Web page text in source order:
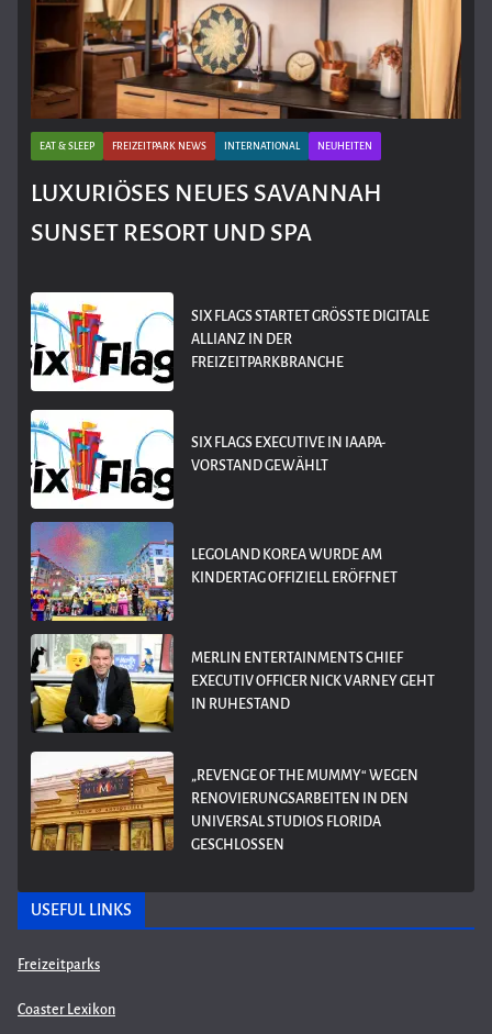
EAT & SLEEP FREIZEITPARK NEWS INTERNATIONAL NEUHEITEN
LUXURIÖSES NEUES SAVANNAH
SUNSET RESORT UND SPA
SIX FLAGS STARTET GRÖSSTE DIGITALE A
LLIANZ IN DER F
REIZEITPARKBRANCHE
SIX FLAGS EXECUTIVE IN IAAPA-
VORSTAND GEWÄHLT
LEGOLAND KOREA WURDE AM
KINDERTAG OFFIZIELL ERÖFFNET
MERLIN ENTERTAINMENTS CHIEF
EXECUTIV OFFICER NICK VARNEY GEHT
IN RUHESTAND
„REVENGE OF THE MUMMY“ WEGEN
RENOVIERUNGSARBEITEN IN DEN
UNIVERSAL STUDIOS FLORIDA
GESCHLOSSEN
USEFUL LINKS
Freizeitparks
Coaster Lexikon